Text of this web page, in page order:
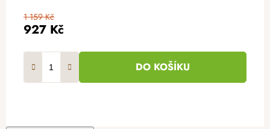
927 Kč
1 159 Kč
DO KOŠÍKU